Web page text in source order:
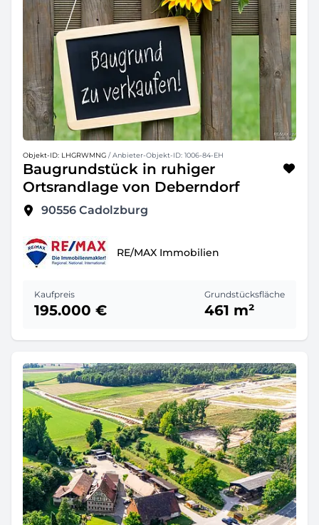
Objekt-ID: LHGRWMNG / Anbieter-Objekt-ID: 1006-84-EH
Baugrundstück in ruhiger
Ortsrandlage von Deberndorf
90556 Cadolzburg
RE/MAX Immobilien
Kaufpreis
195.000 €
Grundstücksfläche
461 m²